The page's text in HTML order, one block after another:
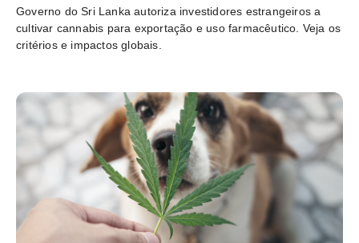
Governo do Sri Lanka autoriza investidores estrangeiros a
cultivar cannabis para exportação e uso farmacêutico. Veja os
critérios e impactos globais.